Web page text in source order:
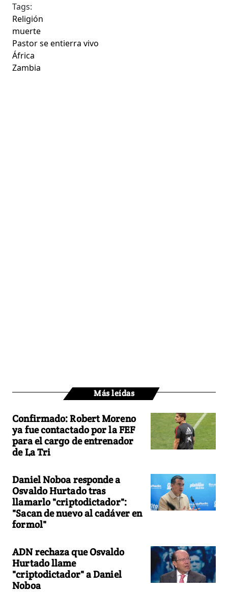
Tags:
Religión
muerte
Pastor se entierra vivo
África
Zambia
Más leídas
Confirmado: Robert Moreno
ya fue contactado por la FEF
para el cargo de entrenador
de La Tri
Daniel Noboa responde a
Osvaldo Hurtado tras
llamarlo "criptodictador":
"Sacan de nuevo al cadáver en
formol"
ADN rechaza que Osvaldo
Hurtado llame
"criptodictador" a Daniel
Noboa